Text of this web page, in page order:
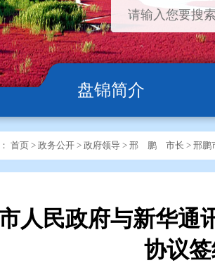
盘锦简介
首页 > 政务公开 > 政府领导 > 邢 鹏 市长 > 邢鹏
人民政府与新华通
协议